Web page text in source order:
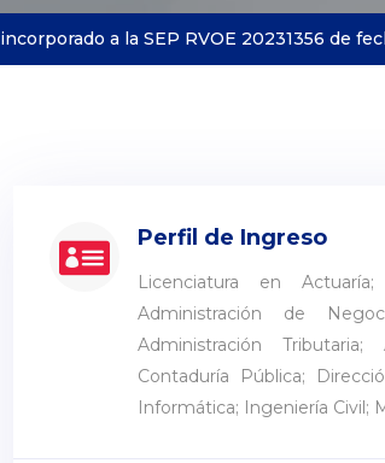
a la SEP RVOE 20231356 de
 Perfil de Ingreso
Licenciatura en
Administración de
Administración
Contaduría Pública;
Informática; Ingeniería Civil;